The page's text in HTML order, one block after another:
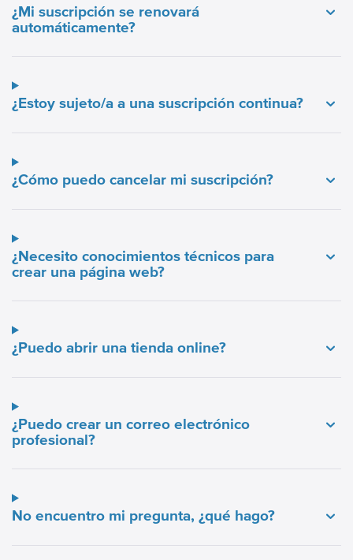
¿Mi suscripción se renovará
automáticamente?
¿Estoy sujeto/a a una suscripción continua?
¿Cómo puedo cancelar mi suscripción?
¿Necesito conocimientos técnicos para
crear una página web?
¿Puedo abrir una tienda online?
¿Puedo crear un correo electrónico
profesional?
No encuentro mi pregunta, ¿qué hago?